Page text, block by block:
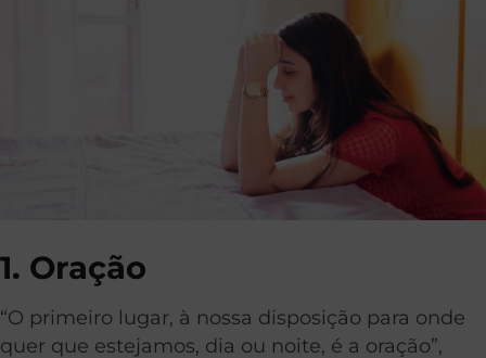
1. Oração
“O primeiro lugar, à nossa disposição para onde
quer que estejamos, dia ou noite, é a oração”,